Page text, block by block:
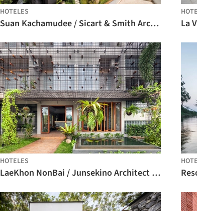
HOTELES
Suan Kachamudee / Sicart & Smith Architects La
HOTELES
LaeKhon NonBai / Junsekino Architect and Design